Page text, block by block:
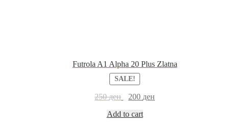
Futrola A1 Alpha 20 Plus Zlatna
SALE!
250ден 200 ден
Add to cart